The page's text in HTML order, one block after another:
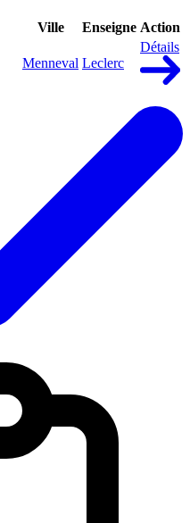
Ville Enseigne Action
Menneval Leclerc
Détails